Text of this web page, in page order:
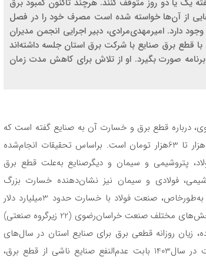
از آن‌ها خواسته شده است مصرف خود را در فصل
دارد. امیر‌مهدی‌مرادی، دبیر اجرایی انجمن مدیران
با قطع برق صنایع با شرکت برق استان جلسه داشته‌اند
صورت بگیرد. او از تلاش برای کاهش مدت زمان
درباره قطع برق و خسارت آن به صنایع گفته است که
خسارت ناشی از قطع برق برای صنایع برای هر کیلو وات بین 7‌هزار تا 63‌هزار تومان است. براساس تحقیقات انجام‌شده
پتروشیمی و سیمان و دیگر‌صنایع به‌علت قطع برق
فولادی و سیمان نیز نشان‌دهنده خسارت بزرگ
عدم‌النفعی بالغ بر 4‌ تا‌‌ 5 میلیارد دلار به‌دلیل قطعی برق بوده و به‌طور‌خاص، صنعت فولاد با خسارت حدود 3‌میلیارد دلار
مواجه است. وی یادآور شد: براساس محاسبات صورت‌گرفته در بخش‌های مختلف صنعت خراسان‌رضوی (22 زیرگروه صنعتی)
زیان روزانه قطعی برق برای صنایع استان در سال‌های
1402-1403 محاسبه شده است. میزان زیان روزانه تعطیلی صنعت در سال‌1403 بابت عدم‌النفع صنایع ناشی از قطع برق،